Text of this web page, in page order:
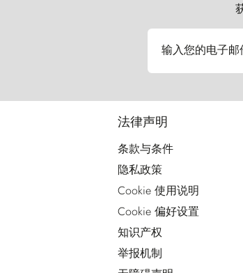
输入您的电子邮
法律声明
条款与条件
隐私政策
Cookie 使用说明
Cookie 偏好设置
知识产权
举报机制